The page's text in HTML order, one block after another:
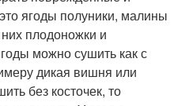
ягоды полуники, малины
плодоножки и
можно сушить как с
дикая вишня или
без косточек, то